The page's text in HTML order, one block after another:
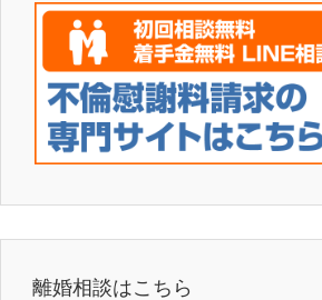
離婚相談はこちら